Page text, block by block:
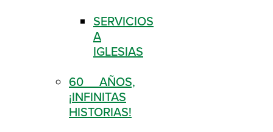
SERVICIOS
A
IGLESIAS
60 AÑOS,
¡INFINITAS
HISTORIAS!